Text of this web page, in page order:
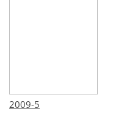
2009-5